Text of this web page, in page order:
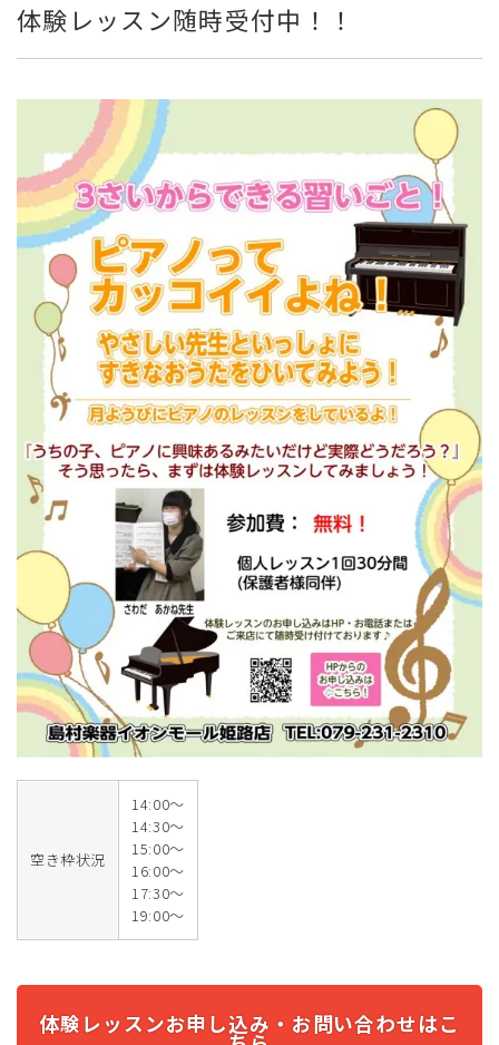
体験レッスン随時受付中！！
空き枠状況
14:00～
14:30～
15:00～
16:00～
17:30～
19:00～
体験レッスンお申し込み・お問い合わせはこ